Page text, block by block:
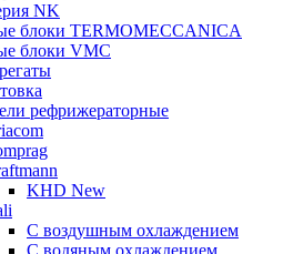
NK
блоки TERMOMECCANICA
блоки VMC
рефрижераторные
KHD New
C воздушным охлаждением
C водяным охлаждением